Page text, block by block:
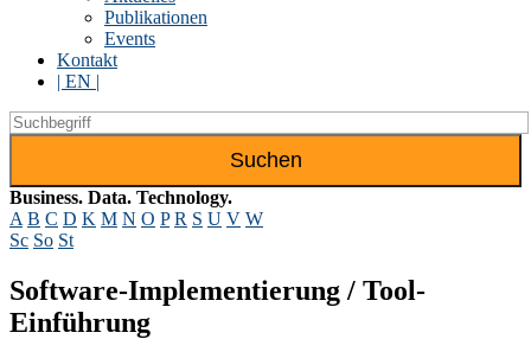
Publikationen
Events
Kontakt
| EN |
Suchen
nach:
Business. Data. Technology.
A B C D K M N O P R S U V W
Sc So St
Software-Implementierung / Tool-
Einführung